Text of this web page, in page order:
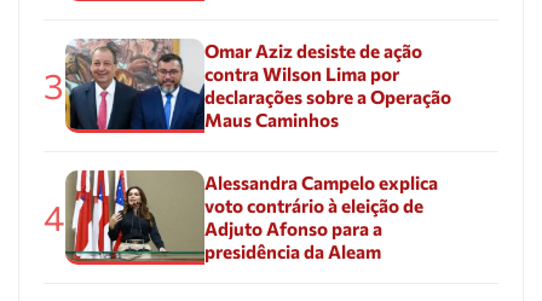
3
Omar Aziz desiste de ação
contra Wilson Lima por
declarações sobre a Operação
Maus Caminhos
4
Alessandra Campelo explica
voto contrário à eleição de
Adjuto Afonso para a
presidência da Aleam